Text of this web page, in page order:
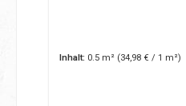
Inhalt: 0.5 m² (34,98 € / 1 m²)